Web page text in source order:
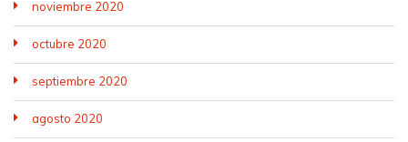
noviembre 2020
octubre 2020
septiembre 2020
agosto 2020